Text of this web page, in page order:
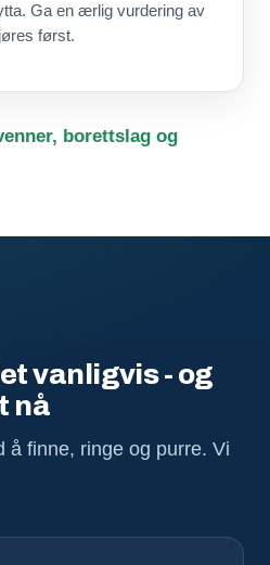
Ga en ærlig vurdering av
først.
borettslag og
vanligvis - og
nå
å finne, ringe og purre. Vi